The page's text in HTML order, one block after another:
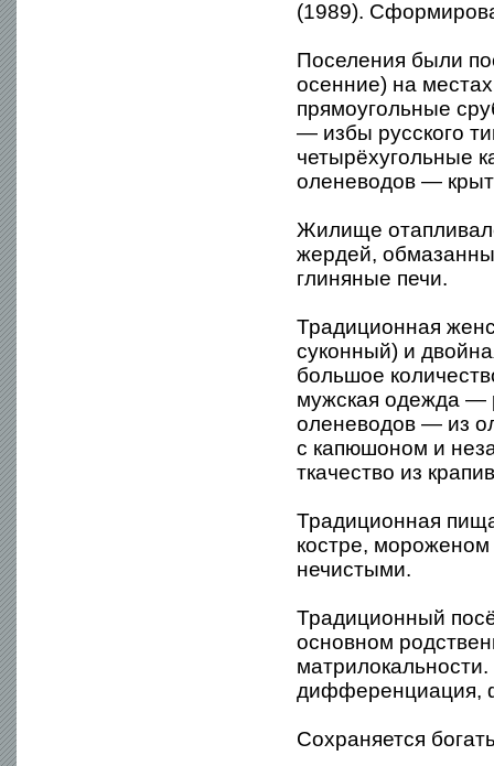
(1989).
Поселения были
осенние) на
прямоугольные
— избы русского
четырёхугольные
оленеводов —
Жилище
жердей,
глиняные печи.
Традиционная
суконный) и
большое
мужская одежда —
оленеводов — из
с капюшоном и
ткачество из
Традиционная
костре,
нечистыми.
Традиционный
основном
дифференциация,
Сохраняется